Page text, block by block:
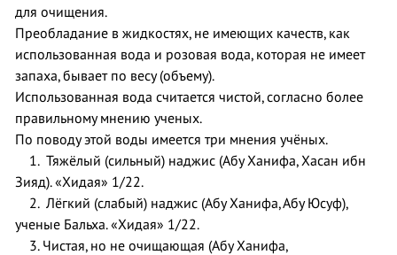
для очищения.
Преобладание в жидкостях, не имеющих качеств, как
использованная вода и розовая вода, которая не имеет
запаха, бывает по весу (объему).
Использованная вода считается чистой, согласно более
правильному мнению ученых.
По поводу этой воды имеется три мнения учёных.
1. Тяжёлый (сильный) наджис (Абу Ханифа, Хасан ибн
Зияд). «Хидая» 1/22.
2. Лёгкий (слабый) наджис (Абу Ханифа, Абу Юсуф),
ученые Бальха. «Хидая» 1/22.
3. Чистая, но не очищающая (Абу Ханифа,